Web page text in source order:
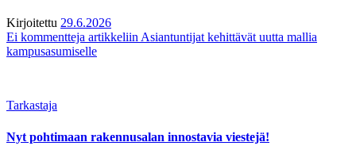
Kirjoitettu 29.6.2026
Ei kommentteja artikkeliin Asiantuntijat kehittävät uutta mallia
kampusasumiselle
Tarkastaja
Nyt pohtimaan rakennusalan innostavia viestejä!